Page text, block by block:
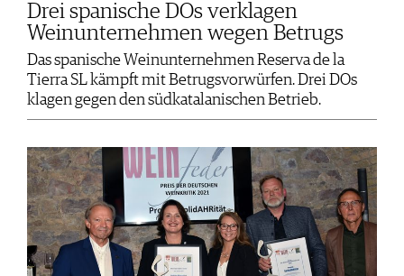
Drei spanische DOs verklagen
Weinunternehmen wegen Betrugs
Das spanische Weinunternehmen Reserva de la
Tierra SL kämpft mit Betrugsvorwürfen. Drei DOs
klagen gegen den südkatalanischen Betrieb.